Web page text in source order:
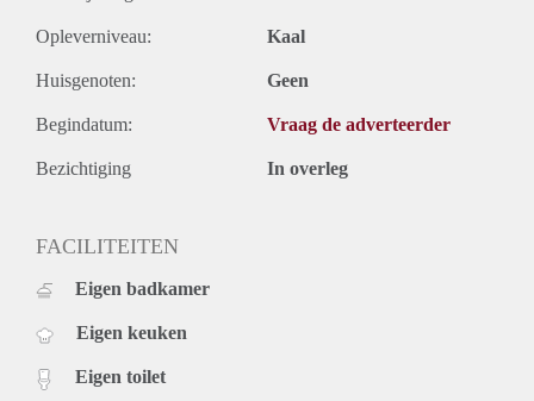
Opleverniveau: Kaal
Huisgenoten: Geen
Begindatum: Vraag de adverteerder
Bezichtiging In overleg
FACILITEITEN
Eigen badkamer
Eigen keuken
Eigen toilet